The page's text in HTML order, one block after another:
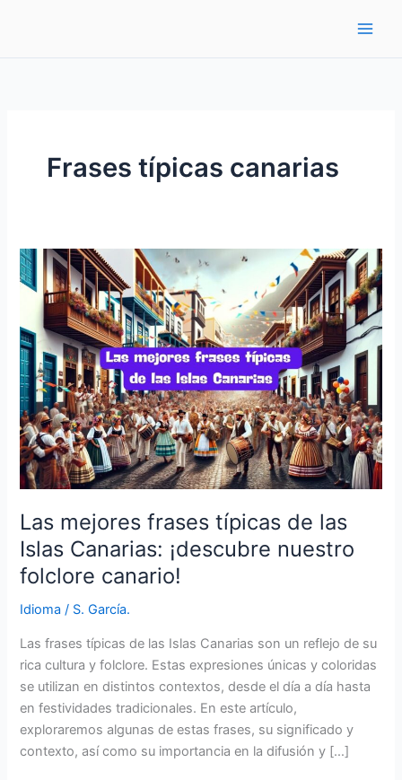
Frases típicas canarias
Las mejores frases típicas de las
Islas Canarias: ¡descubre nuestro
folclore canario!
Idioma / S. García.
Las frases típicas de las Islas Canarias son un reflejo de su
rica cultura y folclore. Estas expresiones únicas y coloridas
se utilizan en distintos contextos, desde el día a día hasta
en festividades tradicionales. En este artículo,
exploraremos algunas de estas frases, su significado y
contexto, así como su importancia en la difusión y […]